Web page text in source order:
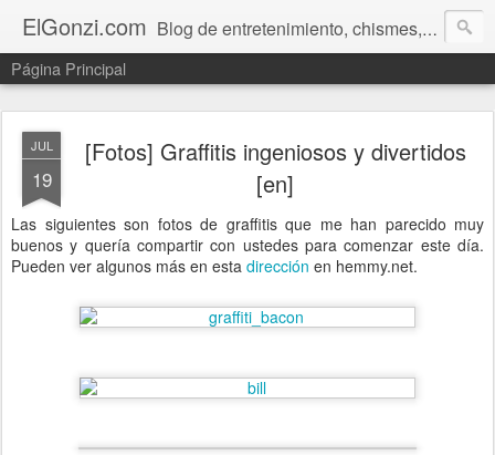
ElGonzi.com Blog de entretenimiento, chismes, humor, farándula, curiosidades, ovnis, noticias calientes, fotos, videos, paranormal y ¡más!
Página Principal
JUL
19
[Fotos] Graffitis ingeniosos y divertidos
[en]
Las siguientes son fotos de graffitis que me han parecido muy
buenos y quería compartir con ustedes para comenzar este día.
Pueden ver algunos más en esta dirección en hemmy.net.